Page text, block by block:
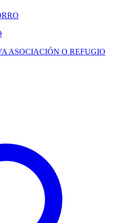
ASOCIACIÓN O REFUGIO